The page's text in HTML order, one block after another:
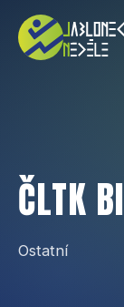
ČLTK
Ostatní